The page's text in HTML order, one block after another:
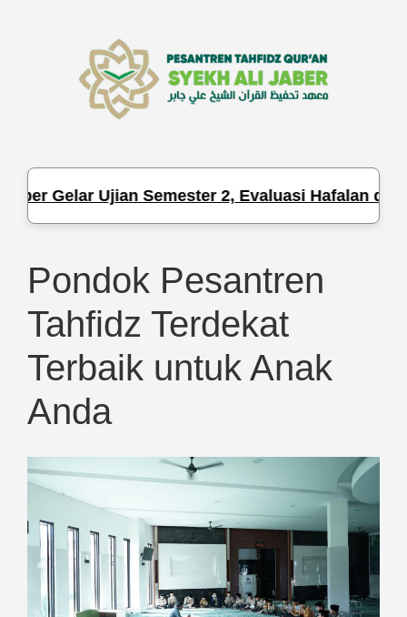
Gelar Ujian Semester 2, Evaluasi Hafalan dan
Pondok Pesantren
Tahfidz Terdekat
Terbaik untuk Anak
Anda